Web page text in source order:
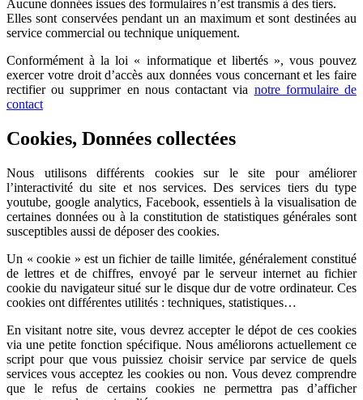
Aucune données issues des formulaires n’est transmis à des tiers.
Elles sont conservées pendant un an maximum et sont destinées au
service commercial ou technique uniquement.
Conformément à la loi « informatique et libertés », vous pouvez
exercer votre droit d’accès aux données vous concernant et les faire
rectifier ou supprimer en nous contactant via notre formulaire de
contact
Cookies, Données collectées
Nous utilisons différents cookies sur le site pour améliorer
l’interactivité du site et nos services. Des services tiers du type
youtube, google analytics, Facebook, essentiels à la visualisation de
certaines données ou à la constitution de statistiques générales sont
susceptibles aussi de déposer des cookies.
Un « cookie » est un fichier de taille limitée, généralement constitué
de lettres et de chiffres, envoyé par le serveur internet au fichier
cookie du navigateur situé sur le disque dur de votre ordinateur. Ces
cookies ont différentes utilités : techniques, statistiques…
En visitant notre site, vous devrez accepter le dépot de ces cookies
via une petite fonction spécifique. Nous améliorons actuellement ce
script pour que vous puissiez choisir service par service de quels
services vous acceptez les cookies ou non. Vous devez comprendre
que le refus de certains cookies ne permettra pas d’afficher